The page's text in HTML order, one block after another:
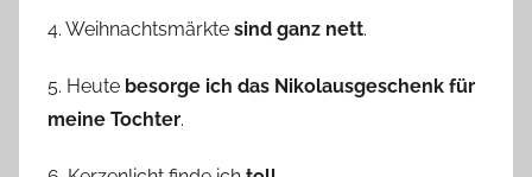
4. Weihnachtsmärkte sind ganz nett.
5. Heute besorge ich das Nikolausgeschenk für
meine Tochter.